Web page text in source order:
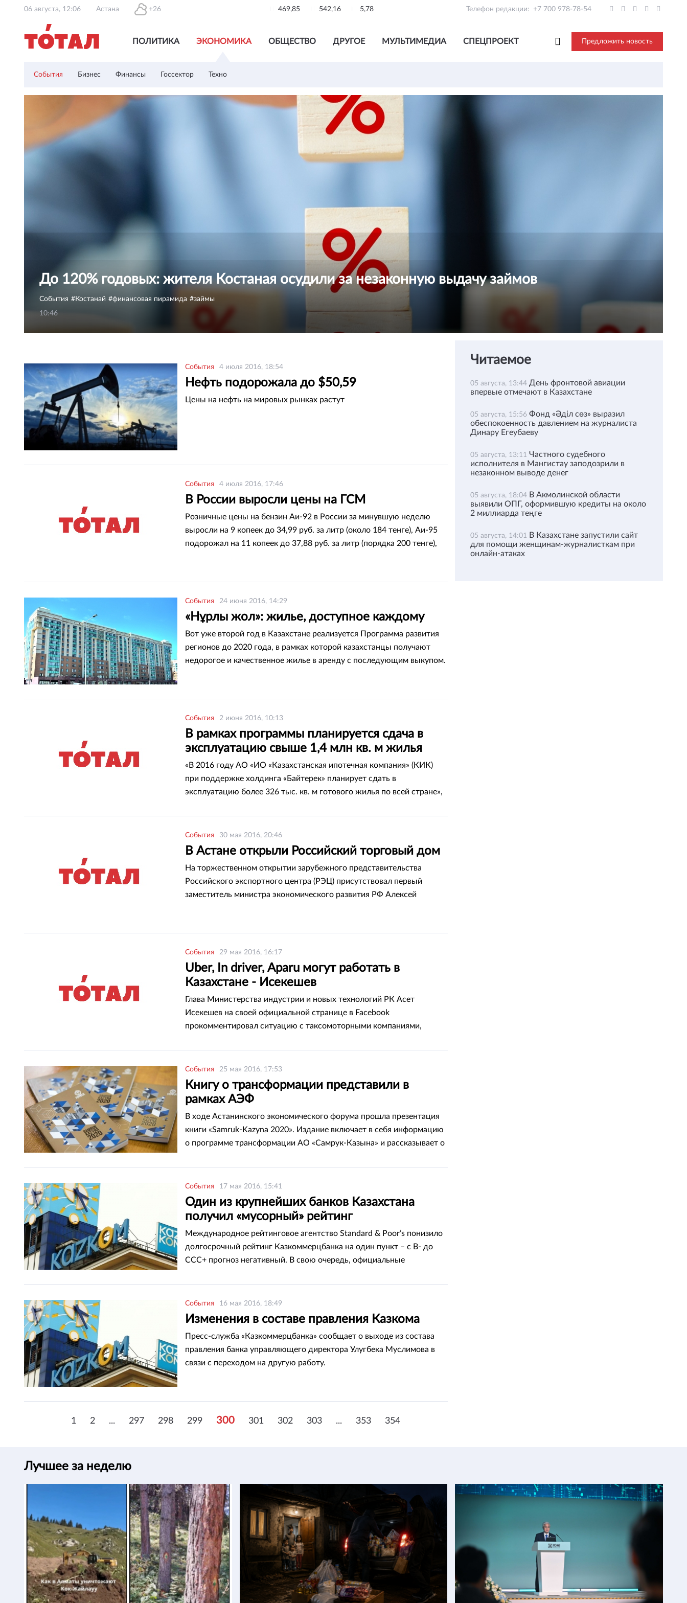
06 августа, 12:06 Астана +26 469,85 542,16 5,78 Телефон редакции: +7 700 978-78-54
ПОЛИТИКА ЭКОНОМИКА ОБЩЕСТВО ДРУГОЕ МУЛЬТИМЕДИА СПЕЦПРОЕКТ Предложить новость
События Бизнес Финансы Госсектор Техно
До 120% годовых: жителя Костаная осудили за незаконную выдачу займов
События Костанай финансовая пирамида
займы
10:46
События 4 июля 2016, 18:54
Нефть подорожала до $50,59
Цены на нефть на мировых рынках растут
События 4 июля 2016, 17:46
В России выросли цены на ГСМ
Розничные цены на бензин Аи-92 в России за минувшую неделю
выросли на 9 копеек до 34,99 руб. за литр (около 184 тенге), Аи-95
подорожал на 11 копеек до 37,88 руб. за литр (порядка 200 тенге),
События 24 июня 2016, 14:29
«Нұрлы жол»: жилье, доступное каждому
Вот уже второй год в Казахстане реализуется Программа развития
регионов до 2020 года, в рамках которой казахстанцы получают
недорогое и качественное жилье в аренду с последующим выкупом.
События 2 июня 2016, 10:13
В рамках программы планируется сдача в
эксплуатацию свыше 1,4 млн кв. м жилья
«В 2016 году АО «ИО «Казахстанская ипотечная компания» (КИК)
при поддержке холдинга «Байтерек» планирует сдать в
эксплуатацию более 326 тыс. кв. м готового жилья по всей стране»,
События 30 мая 2016, 20:46
В Астане открыли Российский торговый дом
На торжественном открытии зарубежного представительства
Российского экспортного центра (РЭЦ) присутствовал первый
заместитель министра экономического развития РФ Алексей
События 29 мая 2016, 16:17
Uber, In driver, Аparu могут работать в
Казахстане - Исекешев
Глава Министерства индустрии и новых технологий РК Асет
Исекешев на своей официальной странице в Facebook
прокомментировал ситуацию с таксомоторными компаниями,
События 25 мая 2016, 17:53
Книгу о трансформации представили в
рамках АЭФ
В ходе Астанинского экономического форума прошла презентация
книги «Samruk-Kazyna 2020». Издание включает в себя информацию
о программе трансформации АО «Самрук-Казына» и рассказывает о
статусе программы.
События 17 мая 2016, 15:41
Один из крупнейших банков Казахстана
получил «мусорный» рейтинг
Международное рейтинговое агентство Standard & Poor’s понизило
долгосрочный рейтинг Казкоммерцбанка на один пункт – с B- до
CCC+ прогноз негативный. В свою очередь, официальные
ликвидностью и капиталом для обслуживания своих долгов.
События 16 мая 2016, 18:49
Изменения в составе правления Казкома
Пресс-служба «Казкоммерцбанка» сообщает о выходе из состава
правления банка управляющего директора Улугбека Муслимова в
связи с переходом на другую работу.
1 2 ... 297 298 299 300 301 302 303 ... 353 354
Читаемое
05 августа, 13:44 День фронтовой авиации
впервые отмечают в Казахстане
05 августа, 15:56 Фонд «Әділ сөз» выразил
обеспокоенность давлением на журналиста
Динару Егеубаеву
05 августа, 13:11 Частного судебного
исполнителя в Мангистау заподозрили в
незаконном выводе денег
05 августа, 18:04 В Акмолинской области
выявили ОПГ, оформившую кредиты на около
2 миллиарда теңге
05 августа, 14:01 В Казахстане запустили сайт
для помощи женщинам-журналисткам при
онлайн-атаках
Лучшее за неделю